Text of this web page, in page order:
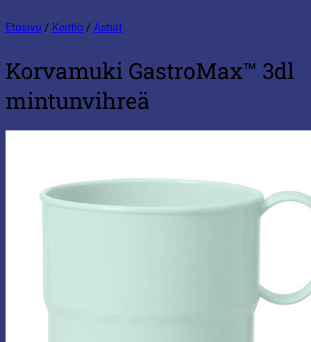
Etusivu / Keittiö / Astiat
Korvamuki GastroMax™ 3dl
mintunvihreä